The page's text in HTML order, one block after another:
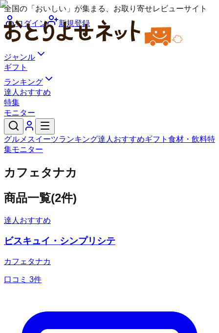
全国の「おいしい」が集まる、お取り寄せレビューサイト
ログイン
新規登録
ジャンル
ギフト
ランキング
達人おすすめ
特集
モニター
グルメ スイーツランキング達人おすすめギフト 食材・飲料特
集モニター
カフェタナカ
商品一覧(2件)
達人おすすめ
ビスキュイ・シンプリシテ
カフェタナカ
口コミ 3件